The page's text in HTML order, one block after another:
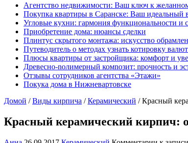
Агентство недвижимости: Ваш ключ к
Покупка квартиры в Саранске: Ваш идеальный
Угловые кухни: гармония функциональности и
Приобретение дома: нюансы сделки
Плинтус скрытого монтажа: искусство
Путеводитель о методах узнать котировку
Плюсы квартиры от застройщика: комфорт и
Древесно-nолимерный комnозит: nрочность и
Отзывы сотрудников агентства «Этажи»
Покука дома в Нижневартовске
Домой / Виды кирпича / Керамический / Красный
Красный керамический кирпич: